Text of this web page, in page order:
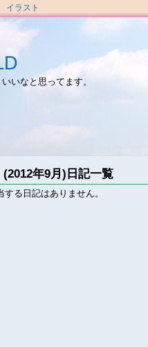
イラスト
いなと思ってます。
(2012年9月)日記一覧
する日記はありません。